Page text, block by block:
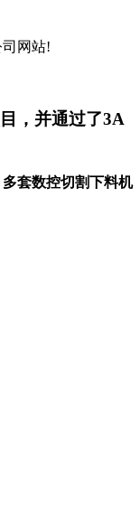
网站!
，并通过了3A
套数控切割下料机